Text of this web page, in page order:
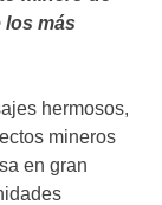
los más
hermosos,
mineros
en gran